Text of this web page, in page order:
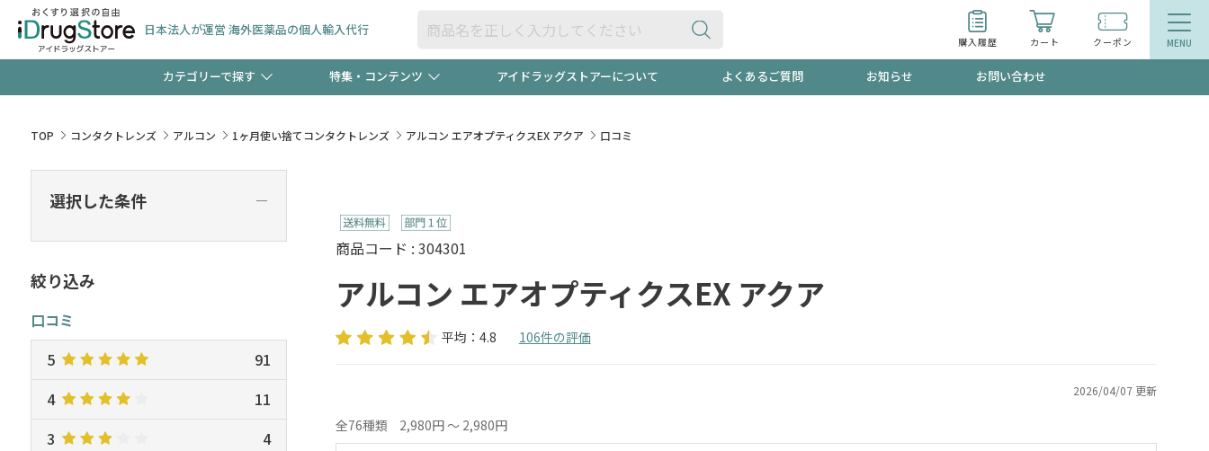
日本法人が運営 海外医薬品の個人輸入代行
購入履歴 カート クーポン
カテゴリーで探す
検査キット ペット用品
特集・コンテンツ
【週末限定】新規会員登録ポイント2倍600円分プレ
極冷メントールで、夏の頭皮ストレスを完全リセッ
当店スタッフが贈る音声プログラム
アイドラッグストアーについて よくあるご質問 お知らせ お問い合わせ
TOP コンタクトレンズ アルコン 1ヶ月使い捨てコンタクトレンズ アルコン エアオプティクスEX アクア 口コミ
商品コード : 304301
アルコン エアオプティクスEX アクア
平均：4.8 106件の評価
2026/04/07 更新
全76種類 2,980円 ～ 2,980円
選択した条件 ―
絞り込み
口コミ
5
91
4
11
3
4